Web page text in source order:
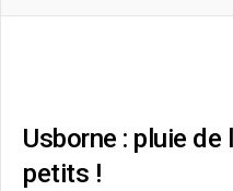
Usborne : pluie
petits !